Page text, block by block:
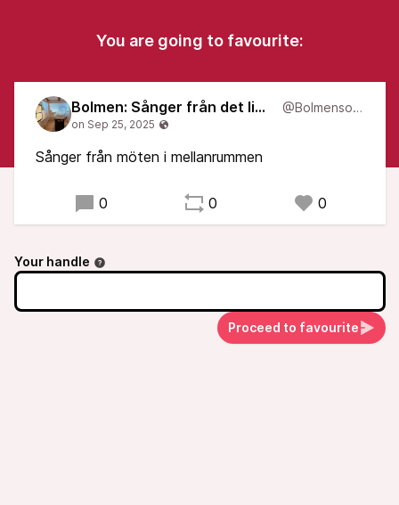
You are going to favourite:
Bolmen: Sånger från det liminala @Bolmensongs
Sånger från möten i mellanrummen
0 0 0
Your handle
Proceed to favourite